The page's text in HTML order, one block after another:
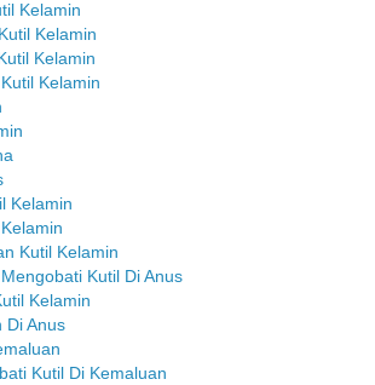
Kelamin
Kelamin
Kelamin
Kelamin
Kelamin
Kutil Kelamin
Kutil Di Anus
Kelamin
Di Anus
Kutil Di Kemaluan